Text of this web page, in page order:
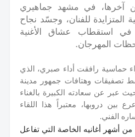
آخرها، في مشهد جماهيري
للفنان، وجسّد نجاح
في استقطاب عشاق الأغنية
المهرجان.
حماسية رافقت أداء صبري، الذي
تصفيقات وهتافات جمهور مدينة
عبر عن سعادته الكبيرة بالغناء
بين دروبها، معتبراً هذا اللقاء
الفني.
أشهر أغانيه الخاصة التي تفاعل